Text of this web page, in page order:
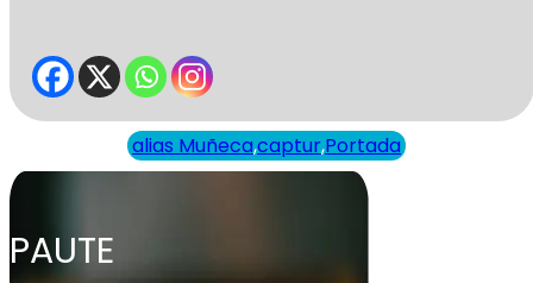
alias Muñeca,captur,Portada
PAUTE